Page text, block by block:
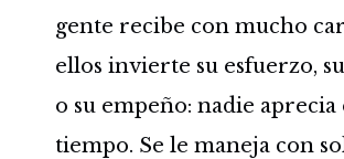
gente recibe con mucho
ellos invierte su esfuerzo,
o su empeño: nadie aprecia
tiempo. Se le maneja con